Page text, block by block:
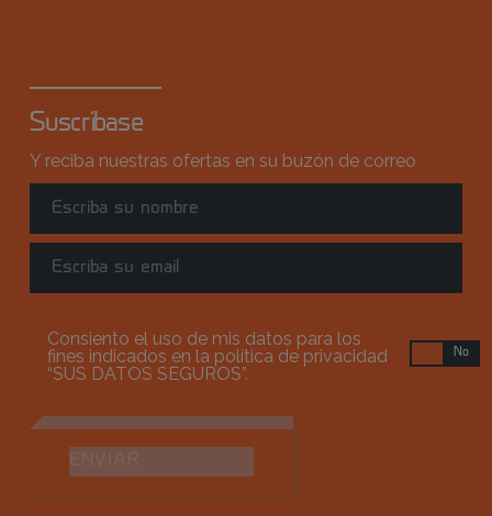
Suscríbase
Y reciba nuestras ofertas en su buzón de correo
Consiento el uso de mis datos para los
fines indicados en la política de privacidad
“SUS DATOS SEGUROS”.
Sí No